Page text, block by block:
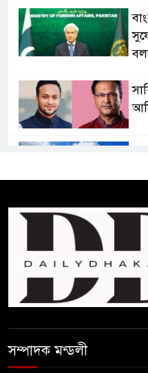
সম্পাদক মন্ডলী